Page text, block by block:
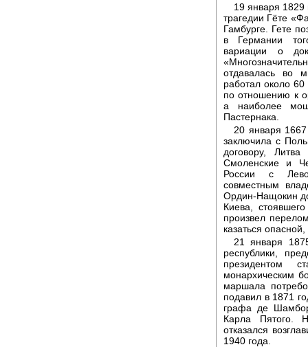
19 января
трагедии Гёте
Гамбурге. Гете
в Германии
вариации о
отдавалась во
работал около
по отношению к
а наиболее
Пастернака.
20 января
заключила с
договору,
Смоленские и
России с
совместным
Ордин-Нащокин
Киева,
произвел
казаться
21 января
республики,
президентом
монархическим
маршала
подавил в 1871
графа де
Карла Пятого.
отказался
1940 года.